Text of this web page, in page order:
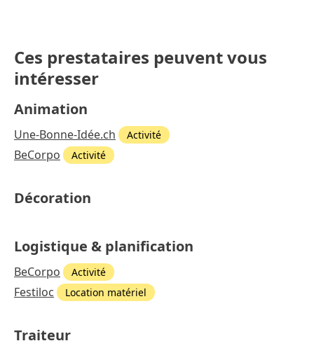
Ces prestataires peuvent vous
intéresser
Animation
Une-Bonne-Idée.ch Activité
BeCorpo Activité
Décoration
Logistique & planification
BeCorpo Activité
Festiloc Location matériel
Traiteur